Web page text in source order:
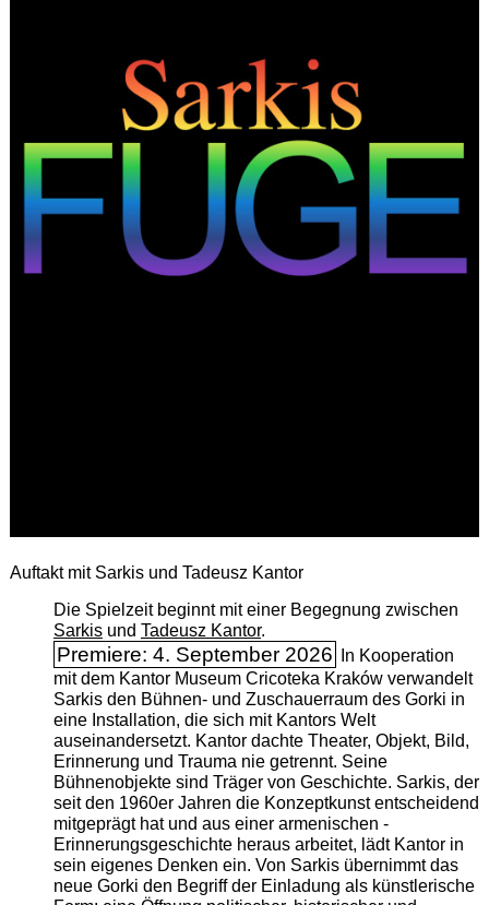
Auftakt mit Sarkis und Tadeusz Kantor
Die Spielzeit beginnt mit einer Begegnung zwischen
Sarkisund Tadeusz Kantor.
Premiere: 4. September 2026
In Kooperation
mit dem Kantor Museum Cricoteka Kraków verwandelt
Sarkis den Bühnen- und Zuschauerraum des Gorki in
eine Installation, die sich mit Kantors Welt
auseinandersetzt. Kantor dachte Theater, Objekt, Bild,
Erinnerung und Trauma nie getrennt. Seine
Bühnenobjekte sind Träger von Geschichte. Sarkis, der
seit den 1960er Jahren die Konzeptkunst entscheidend
mitgeprägt hat und aus einer armenischen ­
Erinnerungsgeschichte heraus arbeitet, lädt Kantor in
sein eigenes Denken ein. Von Sarkis übernimmt das
neue Gorki den Begriff der Einladung als künstlerische